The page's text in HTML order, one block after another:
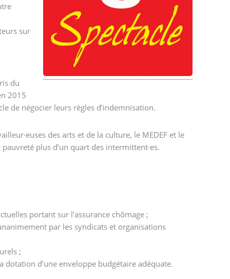
sur
du
2015
de négocier leurs règles d’indemnisation.
des arts et de la culture, le MEDEF et le
plus d’un quart des intermittent·es.
portant sur l’assurance chômage ;
;
dotation d’une enveloppe budgétaire adéquate.